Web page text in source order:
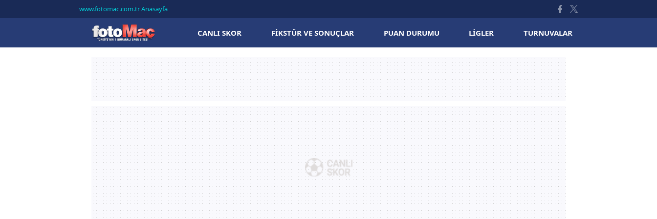
www.fotomac.com.tr Anasayfa
CANLI SKOR FIKSTÜR VE SONUÇLAR PUAN DURUMU LIGLER TURNUVALAR